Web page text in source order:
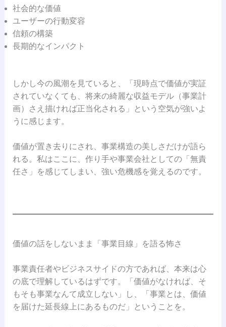
社会的な価値
ユーザーの行動変容
信頼の構築
長期的なインパクト
しかし今の風潮を見ていると、「現時点で価値が実証
されていなくても、将来の綺麗な収益モデル（事業計
画）さえ描ければ正当化される」という空気が強いよ
うに感じます。
価値が置き去りにされ、事業構造の美しさだけが語ら
れる。私はここに、作り手や事業会社としての「無責
任さ」を感じてしまい、強い危機感を覚えるのです。
価値の話をしないまま「事業目線」を語る怖さ
事業責任者やビジネスサイドの方であれば、本来は心
の底で理解しているはずです。「価値がなければ、そ
もそも事業なんて成立しない」し、「事業とは、価値
を届けた延長線上にあるものだ」ということを。